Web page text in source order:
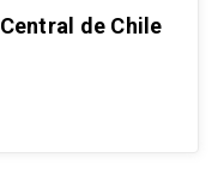
de Chile